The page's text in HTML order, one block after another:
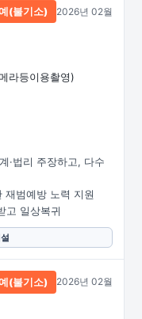
라등이용촬영)
(불기소) 2026년 02월
·법리 주장하고, 다수
재범예방 노력 지원
고 일상복귀
(불기소) 2026년 02월